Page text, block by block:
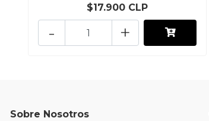
$17.900 CLP
- +
Sobre Nosotros